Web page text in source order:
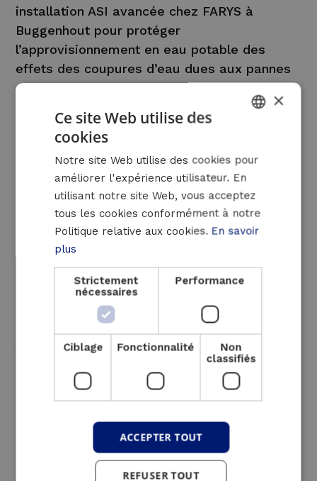
installation ASI avancée chez FARYS à
Buggenhout pour protéger
l’approvisionnement en eau potable des
effets des coupures d’eau dues aux pannes
de courant. Grâce à une combinaison
intelligente d’un générateur, d’un moteur
diesel et d’un volant d’inertie, l’onduleur de
1000 kVA assure le fonctionnement continu
des pompes indépendamment des coupures
de courant.
L’installation de cette solution ASI garantit un
accès ininterrompu à l’eau potable en
éliminant le risque de dommages causés par
les coups de bélier. Notre équipe a travaillé
efficacement avec ses partenaires pour
installer le système rapidement et avec un
minimum d’interruption, en soutenant FARYS
tout au long du processus avec une ASI
mobile temporaire.
FRENCH
×
Ce site Web utilise des
cookies
Notre site Web utilise des cookies pour
améliorer l'expérience utilisateur. En
utilisant notre site Web, vous acceptez
tous les cookies conformément à notre
Politique relative aux cookies. En savoir
plus
Strictement
nécessaires
Performance
Ciblage Fonctionnalité
Non
classifiés
ACCEPTER TOUT
REFUSER TOUT